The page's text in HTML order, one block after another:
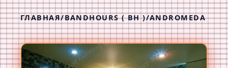
ГЛАВНАЯ/BANDHOURS ( BH )/ANDROMEDA